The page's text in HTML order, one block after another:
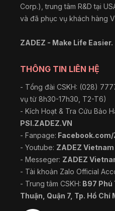
Corp.), trung tâm R&D tại
và đã phục vụ khách hàng
ZADEZ - Make Life Easier.
THÔNG TIN LIÊN HỆ
- Tổng đài CSKH: (028)
vụ từ 8h30-17h30, T2-T6)
- Kích Hoạt & Tra Cứu Bảo
PSI.ZADEZ.VN
- Fanpage:
- Youtube: ZADEZ Vietnam
- Messeger: ZADEZ
- Tài khoản Zalo Official
- Trung tâm CSKH: B97 Phú
Thuận, Quận 7, Tp. Hồ Chí